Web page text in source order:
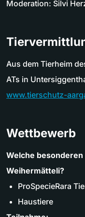
Moderation: Silvi
Aus dem Tierheim
ATs in
www.tierschutz-
Wettbewerb
Welche
Weihermätteli?
ProSpecieRara
Haustiere